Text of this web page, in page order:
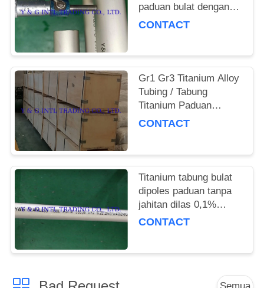
paduan bulat dengan
permukaan dipoles
CONTACT
Gr1 Gr3 Titanium Alloy
Tubing / Tabung
Titanium Paduan
Wisent076 Kemurnian
CONTACT
Titanium tabung bulat
dipoles paduan tanpa
jahitan dilas 0,1%
kekotoran
CONTACT